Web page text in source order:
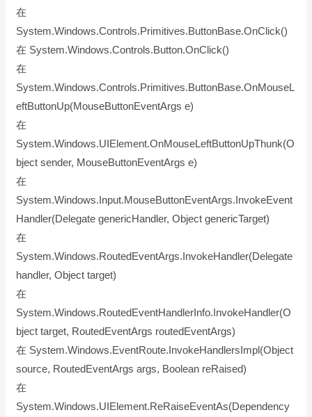
在
System.Windows.Controls.Primitives.ButtonBase.OnClick()
在 System.Windows.Controls.Button.OnClick()
在
System.Windows.Controls.Primitives.ButtonBase.OnMouseL
eftButtonUp(MouseButtonEventArgs e)
在
System.Windows.UIElement.OnMouseLeftButtonUpThunk(O
bject sender, MouseButtonEventArgs e)
在
System.Windows.Input.MouseButtonEventArgs.InvokeEvent
Handler(Delegate genericHandler, Object genericTarget)
在
System.Windows.RoutedEventArgs.InvokeHandler(Delegate
handler, Object target)
在
System.Windows.RoutedEventHandlerInfo.InvokeHandler(O
bject target, RoutedEventArgs routedEventArgs)
在 System.Windows.EventRoute.InvokeHandlersImpl(Object
source, RoutedEventArgs args, Boolean reRaised)
在
System.Windows.UIElement.ReRaiseEventAs(Dependency